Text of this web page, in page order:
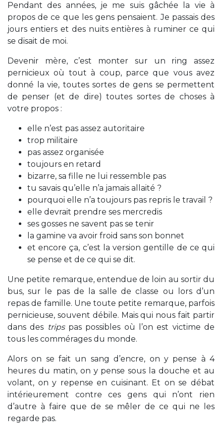
Pendant des années, je me suis gâchée la vie à
propos de ce que les gens pensaient. Je passais des
jours entiers et des nuits entières à ruminer ce qui
se disait de moi.
Devenir mère, c’est monter sur un ring assez
pernicieux où tout à coup, parce que vous avez
donné la vie, toutes sortes de gens se permettent
de penser (et de dire) toutes sortes de choses à
votre propos :
elle n’est pas assez autoritaire
trop militaire
pas assez organisée
toujours en retard
bizarre, sa fille ne lui ressemble pas
tu savais qu’elle n’a jamais allaité ?
pourquoi elle n’a toujours pas repris le travail ?
elle devrait prendre ses mercredis
ses gosses ne savent pas se tenir
la gamine va avoir froid sans son bonnet
et encore ça, c’est la version gentille de ce qui
se pense et de ce qui se dit.
Une petite remarque, entendue de loin au sortir du
bus, sur le pas de la salle de classe ou lors d’un
repas de famille. Une toute petite remarque, parfois
pernicieuse, souvent débile. Mais qui nous fait partir
dans des trips pas possibles où l’on est victime de
tous les commérages du monde.
Alors on se fait un sang d’encre, on y pense à 4
heures du matin, on y pense sous la douche et au
volant, on y repense en cuisinant. Et on se débat
intérieurement contre ces gens qui n’ont rien
d’autre à faire que de se mêler de ce qui ne les
regarde pas.